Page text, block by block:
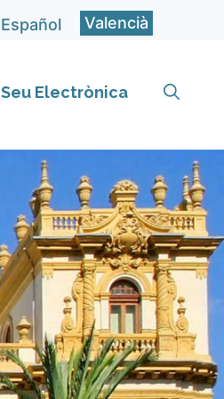
Español Valencià
Seu Electrònica